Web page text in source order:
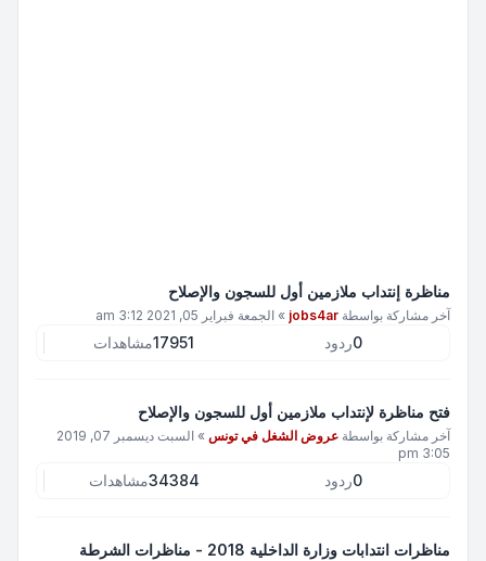
مناظرة إنتداب ملازمين أول للسجون والإصلاح
آخر مشاركة بواسطة jobs4ar
» الجمعة فبراير 05, 2021 3:12 am
0ردود 17951مشاهدات
فتح مناظرة لإنتداب ملازمين أول للسجون والإصلاح
آخر مشاركة بواسطة عروض الشغل في تونس »
السبت ديسمبر 07, 2019
3:05 pm
0ردود 34384مشاهدات
مناظرات انتدابات وزارة الداخلية 2018 - مناظرات الشرطة